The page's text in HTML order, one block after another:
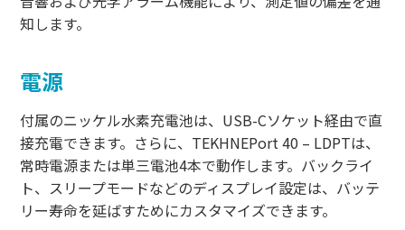
知します。
電源
付属のニッケル水素充電池は、USB-Cソケット経由で直
接充電できます。さらに、TEKHNEPort 40 – LDPTは、
常時電源または単三電池4本で動作します。バックライ
ト、スリープモードなどのディスプレイ設定は、バッテ
リー寿命を延ばすためにカスタマイズできます。